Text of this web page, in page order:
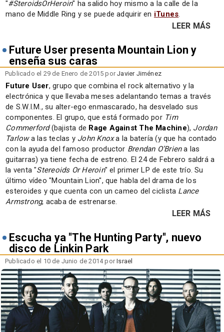
"#SteroidsOrHeroin" ha salido hoy mismo a la calle de la
mano de Middle Ring y se puede adquirir en iTunes.
LEER MÁS
Future User presenta Mountain Lion y
enseña sus caras
Publicado el 29 de Enero de 2015 porJavier Jiménez
Future User, grupo que combina el rock alternativo y la
electrónica y que llevaba meses adelantando temas a través
de S.W.I.M., su alter-ego enmascarado, ha desvelado sus
componentes. El grupo, que está formado porTim
Commerford(bajista de Rage Against The Machine), Jordan
Tarlowa las teclas y John Knoxa la batería (y que ha contado
con la ayuda del famoso productor Brendan O’Briena las
guitarras) ya tiene fecha de estreno. El 24 de Febrero saldrá a
la venta "Stereoids Or Heroin" el primer LP de este trío. Su
último vídeo "Mountain Lion", que habla del drama de los
esteroides y que cuenta con un cameo del ciclista Lance
Armstrong, acaba de estrenarse.
LEER MÁS
Escucha ya "The Hunting Party", nuevo
disco de Linkin Park
Publicado el 10 de Junio de 2014 porIsrael